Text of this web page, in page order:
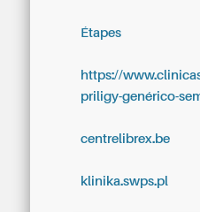
Étapes
https://
priligy-genérico-
centrelibrex.be
klinika.swps.pl